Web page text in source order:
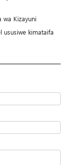
wa Kizayuni
ususiwe kimataifa